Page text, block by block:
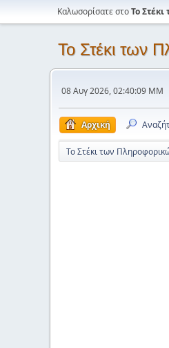
Καλωσορίσατε στοΤο
Το Στέκι των
08 Αυγ 2026, 02:40:09 ΜΜ
Αρχική
Το Στέκι των